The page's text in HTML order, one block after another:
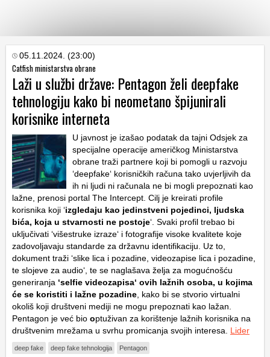
KATEGORIJE
HRVATSKI
WEB
05.11.2024. (23:00)
Catfish ministarstva obrane
Laži u službi države: Pentagon želi deepfake
tehnologiju kako bi neometano špijunirali
korisnike interneta
U javnost je izašao podatak da tajni Odsjek za
specijalne operacije američkog Ministarstva
obrane traži partnere koji bi pomogli u razvoju
‘deepfake‘ korisničkih računa tako uvjerljivih da
ih ni ljudi ni računala ne bi mogli prepoznati kao
lažne, prenosi portal The Intercept. Cilj je kreirati profile
korisnika koji ‘izgledaju kao jedinstveni pojedinci, ljudska
bića, koja u stvarnosti ne postoje‘. Svaki profil trebao bi
uključivati ‘višestruke izraze‘ i fotografije visoke kvalitete koje
zadovoljavaju standarde za državnu identifikaciju. Uz to,
dokument traži ‘slike lica i pozadine, videozapise lica i pozadine,
te slojeve za audio‘, te se naglašava želja za mogućnošću
generiranja ‘selfie videozapisa‘ ovih lažnih osoba, u kojima
će se koristiti i lažne pozadine , kako bi se stvorio virtualni
okoliš koji društveni mediji ne mogu prepoznati kao lažan.
Pentagon je već bio optuživan za korištenje lažnih korisnika na
društvenim mrežama u svrhu promicanja svojih interesa. Lider
deep fake deep fake tehnologija Pentagon